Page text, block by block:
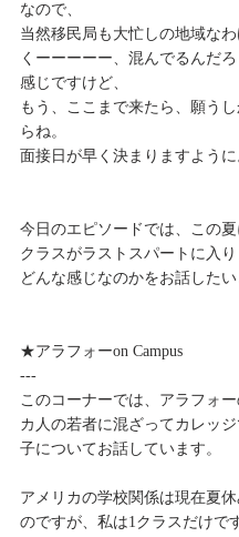
なので、
当然移民局も大忙しの地域なわ
くーーーーー、混んでるんだ
感じですけど、
もう、ここまで来たら、願う
らね。
面接日が早く決まりますように
今日のエピソードでは、この
クラスがラストスパートに入り
どんな感じなのかをお話したい
★アラフォーon Campus
---
このコーナーでは、アラフォ
カ人の若者に混ざってカレッ
子についてお話しています。
アメリカの学校関係は現在夏
のですが、私は1クラスだけで